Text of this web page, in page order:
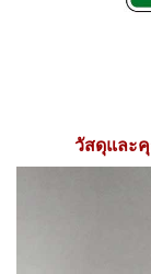
วัสดุและ